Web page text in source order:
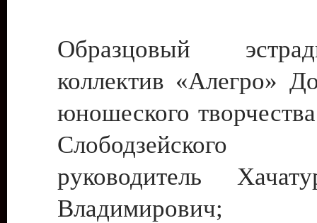
Образцовый
коллектив «Алегро»
юношеского
руководитель
Владимирович;